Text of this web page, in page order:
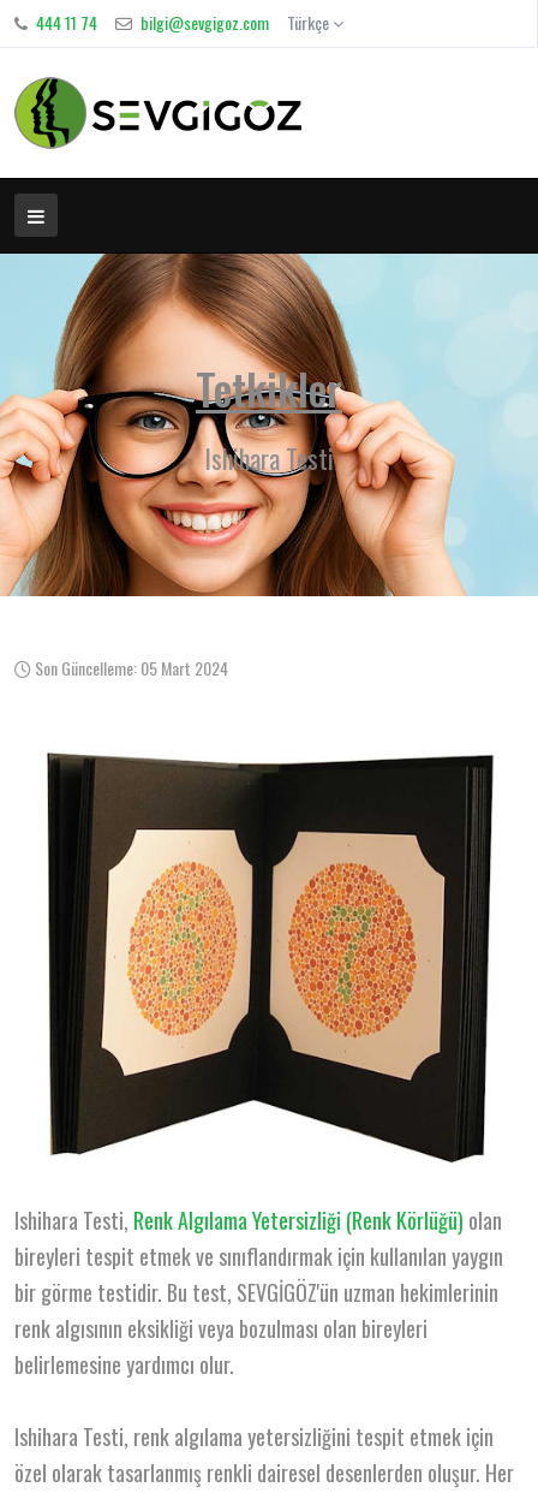
444 11 74 bilgi@sevgigoz.com Türkçe
Tetkikler
Ishihara Testi
Son Güncelleme: 05 Mart 2024
Ishihara Testi, Renk Algılama Yetersizliği (Renk Körlüğü) olan
bireyleri tespit etmek ve sınıflandırmak için kullanılan yaygın
bir görme testidir. Bu test, SEVGİGÖZ'ün uzman hekimlerinin
renk algısının eksikliği veya bozulması olan bireyleri
belirlemesine yardımcı olur.
Ishihara Testi, renk algılama yetersizliğini tespit etmek için
özel olarak tasarlanmış renkli dairesel desenlerden oluşur. Her